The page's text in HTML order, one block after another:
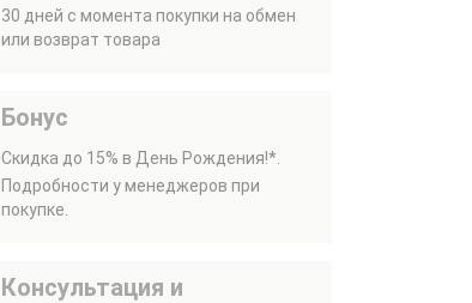
30 дней с момента покупки на обмен
или возврат товара
Бонус
Скидка до 15% в День Рождения!*.
Подробности у менеджеров при
покупке.
Консультация и